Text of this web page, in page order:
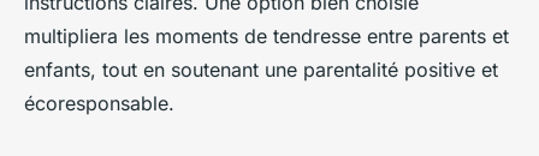
multipliera les moments de tendresse entre parents et
enfants, tout en soutenant une parentalité positive et
écoresponsable.